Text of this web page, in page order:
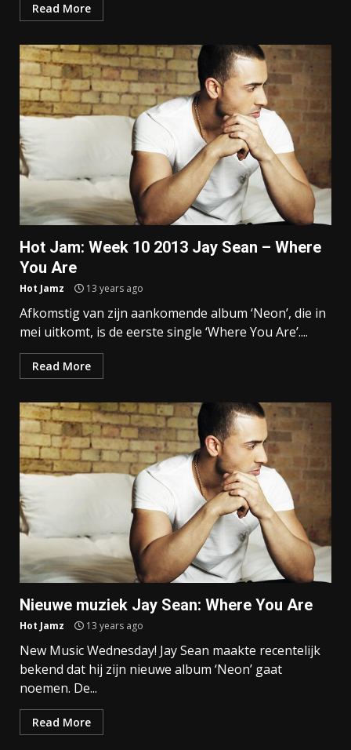
Read More
Hot Jam: Week 10 2013 Jay Sean – Where
You Are
Hot Jamz 13 years ago
Afkomstig van zijn aankomende album ‘Neon’, die in
mei uitkomt, is de eerste single ‘Where You Are’....
Read More
Nieuwe muziek Jay Sean: Where You Are
Hot Jamz 13 years ago
New Music Wednesday! Jay Sean maakte recentelijk
bekend dat hij zijn nieuwe album ‘Neon’ gaat
noemen. De...
Read More